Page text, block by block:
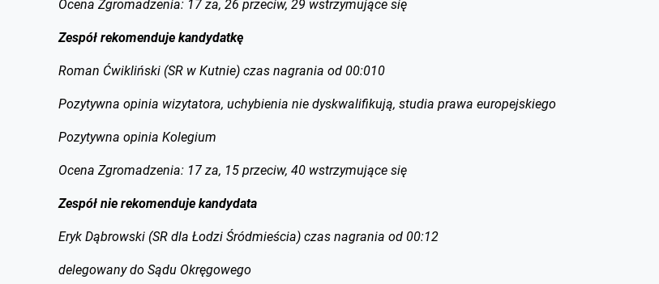
Ocena Zgromadzenia: 17 za, 26 przeciw, 29 wstrzymujące się
Zespół rekomenduje kandydatkę
Roman Ćwikliński (SR w Kutnie) czas nagrania od 00:010
Pozytywna opinia wizytatora, uchybienia nie dyskwalifikują, studia prawa europejskiego
Pozytywna opinia Kolegium
Ocena Zgromadzenia: 17 za, 15 przeciw, 40 wstrzymujące się
Zespół nie rekomenduje kandydata
Eryk Dąbrowski (SR dla Łodzi Śródmieścia) czas nagrania od 00:12
delegowany do Sądu Okręgowego